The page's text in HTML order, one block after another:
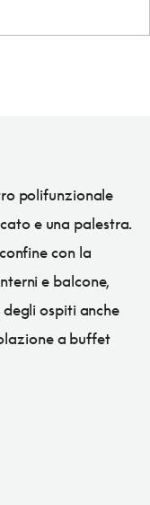
polifunzionale
e una palestra.
con la
e balcone,
ospiti anche
a buffet